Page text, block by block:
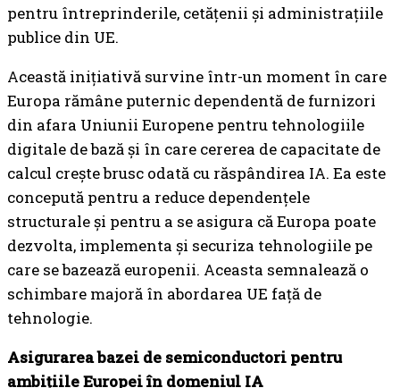
pentru întreprinderile, cetățenii și administrațiile
publice din UE.
Această inițiativă survine într-un moment în care
Europa rămâne puternic dependentă de furnizori
din afara Uniunii Europene pentru tehnologiile
digitale de bază și în care cererea de capacitate de
calcul crește brusc odată cu răspândirea IA. Ea este
concepută pentru a reduce dependențele
structurale și pentru a se asigura că Europa poate
dezvolta, implementa și securiza tehnologiile pe
care se bazează europenii. Aceasta semnalează o
schimbare majoră în abordarea UE față de
tehnologie.
Asigurarea bazei de semiconductori pentru
ambițiile Europei în domeniul IA